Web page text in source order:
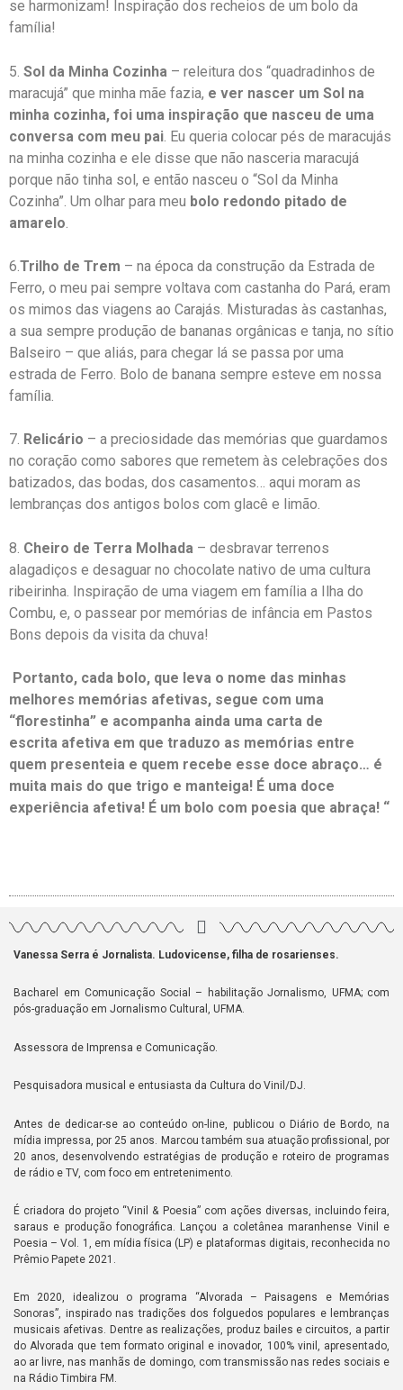
se harmonizam! Inspiração dos recheios de um bolo da
família!
5. Sol da Minha Cozinha – releitura dos “quadradinhos de
maracujá” que minha mãe fazia, e ver nascer um Sol na
minha cozinha, foi uma inspiração que nasceu de uma
conversa com meu pai . Eu queria colocar pés de maracujás
na minha cozinha e ele disse que não nasceria maracujá
porque não tinha sol, e então nasceu o “Sol da Minha
Cozinha”. Um olhar para meu bolo redondo pitado de
amarelo
6.Trilho de Trem – na época da construção da Estrada de
Ferro, o meu pai sempre voltava com castanha do Pará, eram
os mimos das viagens ao Carajás. Misturadas às castanhas,
a sua sempre produção de bananas orgânicas e tanja, no sítio
Balseiro – que aliás, para chegar lá se passa por uma
estrada de Ferro. Bolo de banana sempre esteve em nossa
família.
7. Relicário – a preciosidade das memórias que guardamos
no coração como sabores que remetem às celebrações dos
batizados, das bodas, dos casamentos… aqui moram as
lembranças dos antigos bolos com glacê e limão.
8. Cheiro de Terra Molhada – desbravar terrenos
alagadiços e desaguar no chocolate nativo de uma cultura
ribeirinha. Inspiração de uma viagem em família a Ilha do
Combu, e, o passear por memórias de infância em Pastos
Bons depois da visita da chuva!
Portanto, cada bolo, que leva o nome das minhas
melhores memórias afetivas, segue com uma
“florestinha” e acompanha ainda uma carta de
escrita afetiva em que traduzo as memórias entre
quem presenteia e quem recebe esse doce abraço… é
muita mais do que trigo e manteiga! É uma doce
experiência afetiva! É um bolo com poesia que abraça! “
Vanessa Serra é Jornalista. Ludovicense, filha de rosarienses.
Bacharel em Comunicação Social – habilitação Jornalismo, UFMA; com
pós-graduação em Jornalismo Cultural, UFMA.
Assessora de Imprensa e Comunicação.
Pesquisadora musical e entusiasta da Cultura do Vinil/DJ.
Antes de dedicar-se ao conteúdo on-line, publicou o Diário de Bordo, na
mídia impressa, por 25 anos. Marcou também sua atuação profissional, por
20 anos, desenvolvendo estratégias de produção e roteiro de programas
de rádio e TV, com foco em entretenimento.
É criadora do projeto “Vinil & Poesia” com ações diversas, incluindo feira,
saraus e produção fonográfica. Lançou a coletânea maranhense Vinil e
Poesia – Vol. 1, em mídia física (LP) e plataformas digitais, reconhecida no
Prêmio Papete 2021.
Em 2020, idealizou o programa “Alvorada – Paisagens e Memórias
Sonoras”, inspirado nas tradições dos folguedos populares e lembranças
musicais afetivas. Dentre as realizações, produz bailes e circuitos, a partir
do Alvorada que tem formato original e inovador, 100% vinil, apresentado,
ao ar livre, nas manhãs de domingo, com transmissão nas redes sociais e
na Rádio Timbira FM.